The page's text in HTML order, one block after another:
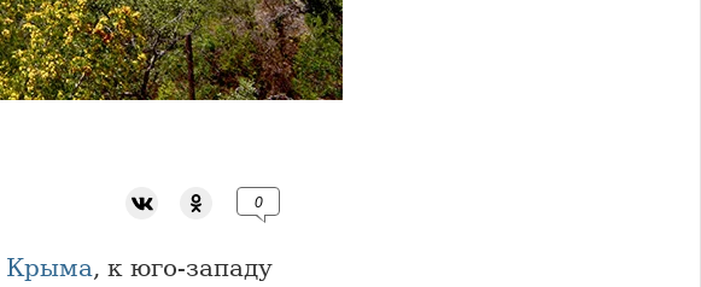
0
Крыма, к юго-западу